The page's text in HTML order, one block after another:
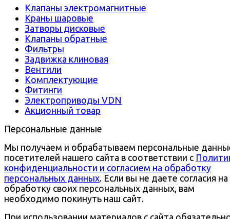
Клапаны электромагнитные
Краны шаровые
Затворы дисковые
Клапаны обратные
Фильтры
Задвижка клиновая
Вентили
Комплектующие
Фитинги
Электроприводы VDN
Акционный товар
Персональные данные
Мы получаем и обрабатываем персональные
посетителей нашего сайта в соответствии с
конфиденциальности и согласием на обработку
персональных данных. Если вы не даете согласия на
обработку своих персональных данных, вам
необходимо покинуть наш сайт.
При использовании материалов с сайта